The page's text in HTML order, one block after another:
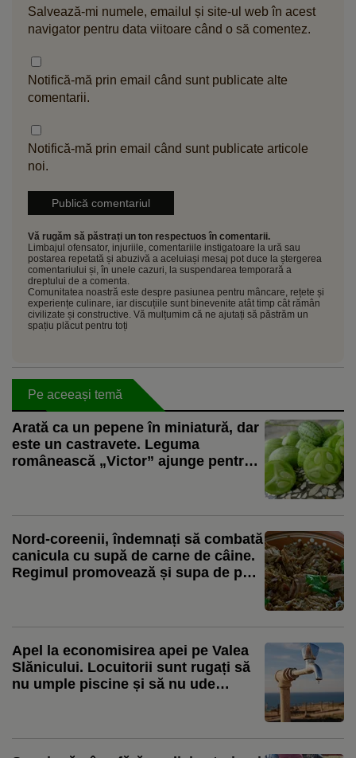
Salvează-mi numele, emailul și site-ul web în acest
navigator pentru data viitoare când o să comentez.
Notifică-mă prin email când sunt publicate alte
comentarii.
Notifică-mă prin email când sunt publicate articole
noi.
Vă rugăm să păstrați un ton respectuos în comentarii.
Limbajul ofensator, injuriile, comentariile instigatoare la ură sau
postarea repetată și abuzivă a aceluiași mesaj pot duce la ștergerea
comentariului și, în unele cazuri, la suspendarea temporară a
dreptului de a comenta.
Comunitatea noastră este despre pasiunea pentru mâncare, rețete și
experiențe culinare, iar discuțiile sunt binevenite atât timp cât rămân
civilizate și constructive. Vă mulțumim că ne ajutați să păstrăm un
spațiu plăcut pentru toți
Pe aceeași temă
Arată ca un pepene în miniatură, dar
este un castravete. Leguma
românească „Victor” ajunge pentru
Nord-coreenii, îndemnați să combată
canicula cu supă de carne de câine.
Regimul promovează și supa de pui
Apel la economisirea apei pe Valea
Slănicului. Locuitorii sunt rugați să
nu umple piscine și să nu ude